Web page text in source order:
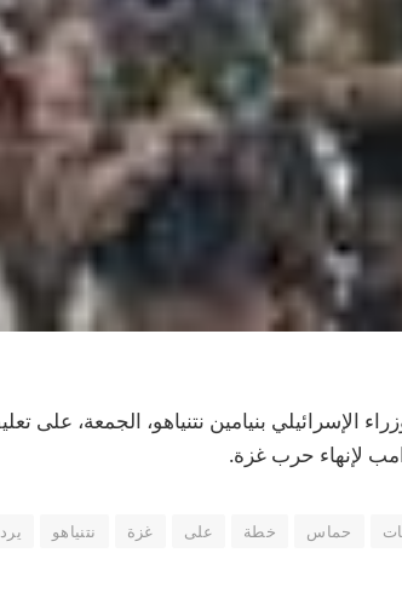
الإسرائيلي بنيامين نتنياهو، الجمعة،
لإنهاء حرب غزة.
حماس خطة على غزة نتنياهو يرد